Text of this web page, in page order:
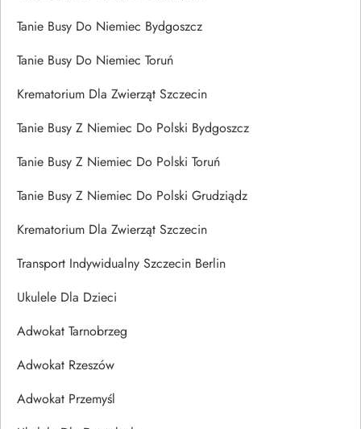
Tanie Busy Do Niemiec Bydgoszcz
Tanie Busy Do Niemiec Toruń
Krematorium Dla Zwierząt Szczecin
Tanie Busy Z Niemiec Do Polski Bydgoszcz
Tanie Busy Z Niemiec Do Polski Toruń
Tanie Busy Z Niemiec Do Polski Grudziądz
Krematorium Dla Zwierząt Szczecin
Transport Indywidualny Szczecin Berlin
Ukulele Dla Dzieci
Adwokat Tarnobrzeg
Adwokat Rzeszów
Adwokat Przemyśl